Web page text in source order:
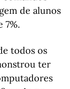
de alunos
7%.
todos os
ter